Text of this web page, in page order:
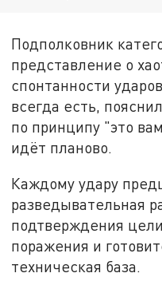
Подполковник
представление о
спонтанности
всегда есть,
по принципу "это
идёт планово.
Каждому удару
разведывательная
подтверждения
поражения и
техническая база.